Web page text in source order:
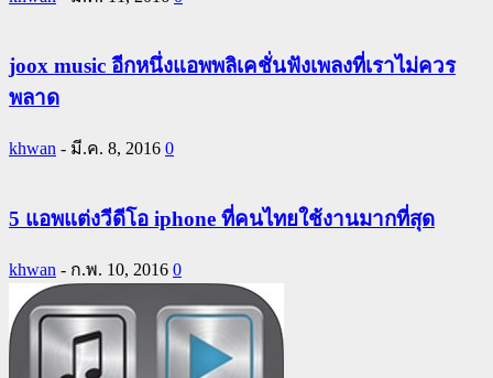
joox music อีกหนึ่งแอพพลิเคชั่นฟังเพลงที่เราไม่ควร
พลาด
khwan - มี.ค. 8, 2016 0
5 แอพแต่งวีดีโอ iphone ที่คนไทยใช้งานมากที่สุด
khwan - ก.พ. 10, 2016 0